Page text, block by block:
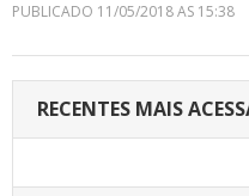
PUBLICADO 11/05/2018 AS 15:38
RECENTES MAIS